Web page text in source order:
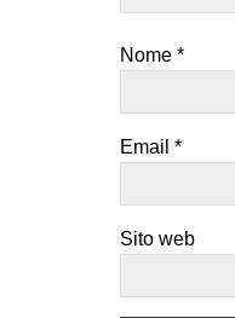
Nome *
Email *
Sito web